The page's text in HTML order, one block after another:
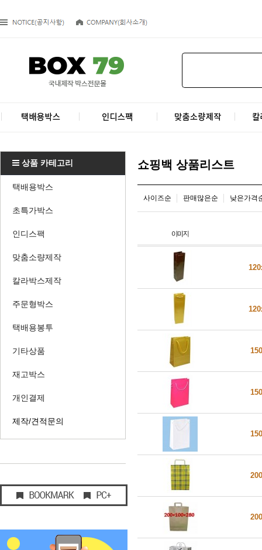
상품 카테고리
택배용박스
초특가박스
인디스팩
맞춤소량제작
칼라박스제작
주문형박스
택배용봉투
기타상품
재고박스
개인결제
제작/견적문의
쇼핑백 상품리스트
사이즈순 판매많은순 낮은가격